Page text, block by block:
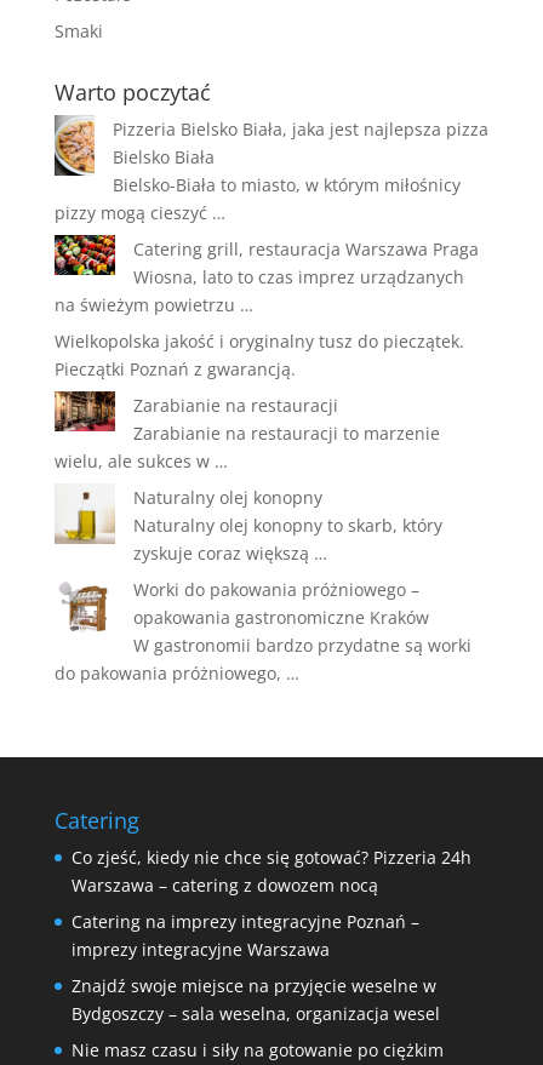
Smaki
Warto poczytać
Pizzeria Bielsko Biała, jaka jest najlepsza pizza
Bielsko Biała
Bielsko-Biała to miasto, w którym miłośnicy
pizzy mogą cieszyć …
Catering grill, restauracja Warszawa Praga
Wiosna, lato to czas imprez urządzanych
na świeżym powietrzu …
Wielkopolska jakość i oryginalny tusz do pieczątek.
Pieczątki Poznań z gwarancją.
Zarabianie na restauracji
Zarabianie na restauracji to marzenie
wielu, ale sukces w …
Naturalny olej konopny
Naturalny olej konopny to skarb, który
zyskuje coraz większą …
Worki do pakowania próżniowego –
opakowania gastronomiczne Kraków
W gastronomii bardzo przydatne są worki
do pakowania próżniowego, …
Catering
Co zjeść, kiedy nie chce się gotować? Pizzeria 24h
Warszawa – catering z dowozem nocą
Catering na imprezy integracyjne Poznań –
imprezy integracyjne Warszawa
Znajdź swoje miejsce na przyjęcie weselne w
Bydgoszczy – sala weselna, organizacja wesel
Nie masz czasu i siły na gotowanie po ciężkim